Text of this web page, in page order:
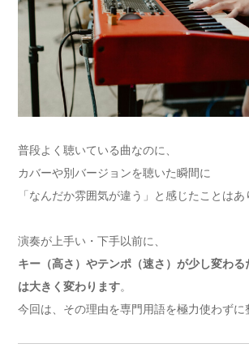
普段よく聴いている曲なのに、
カバーや別バージョンを聴いた瞬間に
「なんだか雰囲気が違う」と感じたことはあ
演奏が上手い・下手以前に、
キー（高さ）やテンポ（速さ）が少し変わる
は大きく変わります。
今回は、その理由を専門用語を極力使わずに